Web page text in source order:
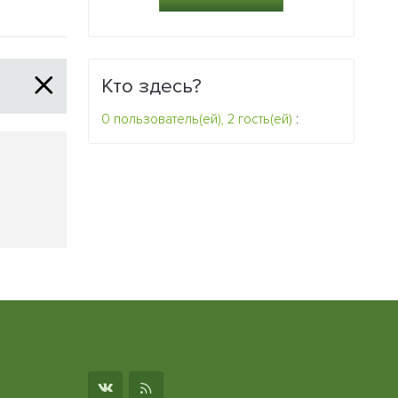
Кто здесь?
0 пользователь(ей), 2 гость(ей) :